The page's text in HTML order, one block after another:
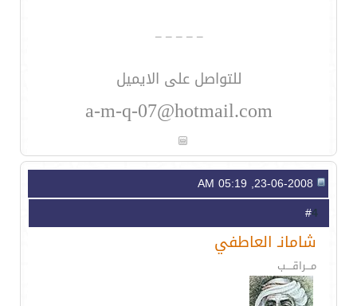
_ _ _ _ _
للتواصل على الايميل
a-m-q-07@hotmail.com
4
شامانـ العاطفي
مـــراقــــب